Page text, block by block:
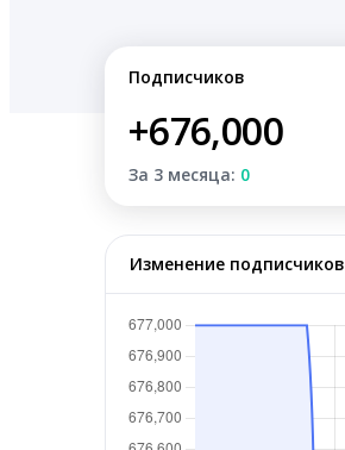
Подписчиков
+676,000
За 3 месяца: 0
Изменение подписчиков